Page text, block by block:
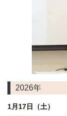
2026年
1月17日（土）